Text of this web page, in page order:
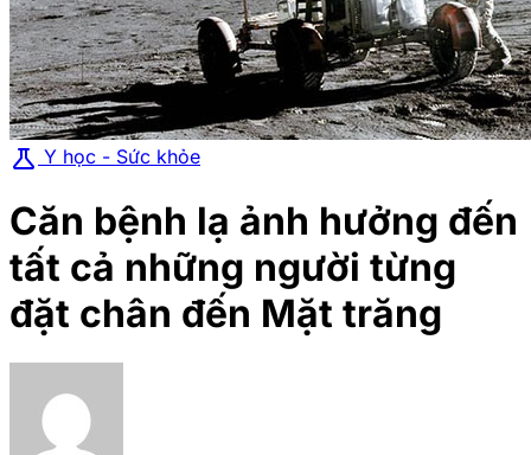
science Y học - Sức khỏe
Căn bệnh lạ ảnh hưởng đến
tất cả những người từng
đặt chân đến Mặt trăng